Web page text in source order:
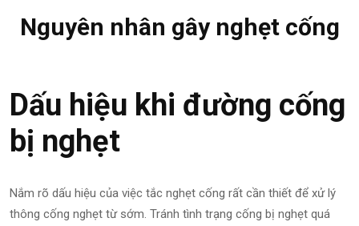
Nguyên nhân gây nghẹt cống
Dấu hiệu khi đường cống
bị nghẹt
Nắm rõ dấu hiệu của việc tắc nghẹt cống rất cần thiết để xử lý
thông cống nghẹt từ sớm. Tránh tình trạng cống bị nghẹt quá